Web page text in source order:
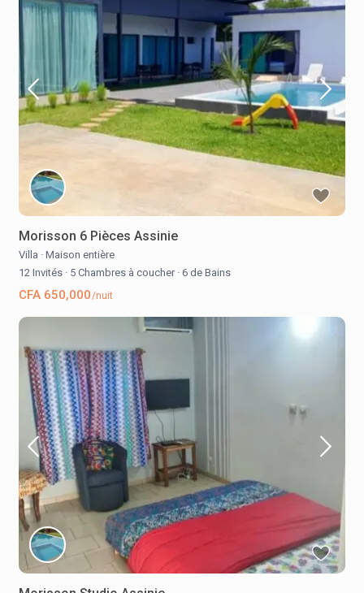
Morisson 6 Pièces Assinie
Villa · Maison entière
12 Invités · 5 Chambres à coucher · 6 de Bains
CFA 650,000/nuit